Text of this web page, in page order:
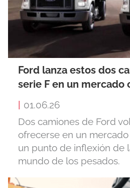
Ford lanza estos dos
serie F en un mercado
| 01.06.26
Dos camiones de Ford
ofrecerse en un
un punto de inflexión de
mundo de los pesados.